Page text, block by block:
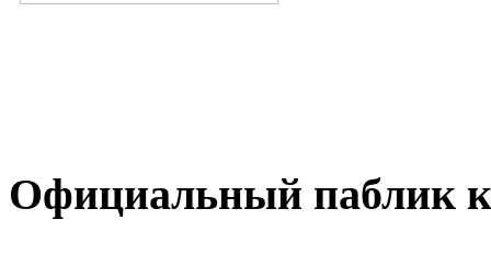
Официальный паблик